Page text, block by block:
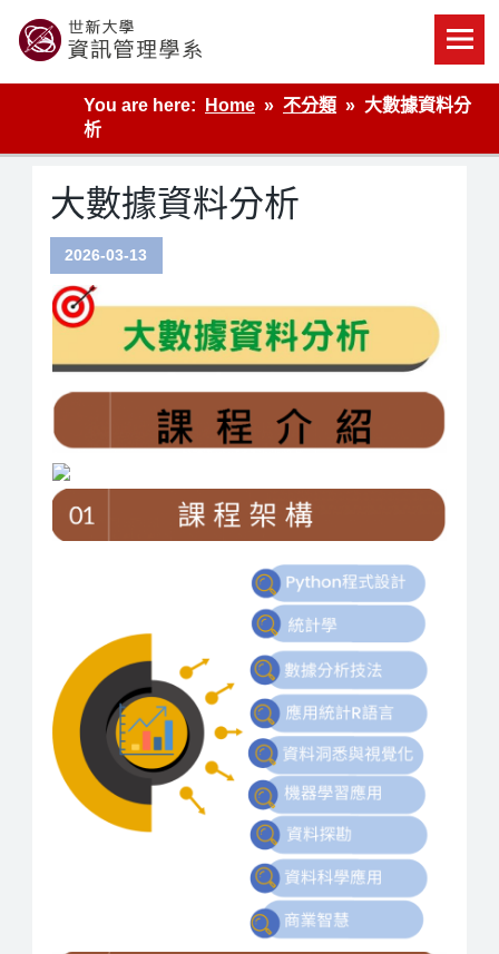
content
世新大學資管系網站
You are here:
Home 不分類
大數據資料分
析
大數據資料分析
2026-03-13